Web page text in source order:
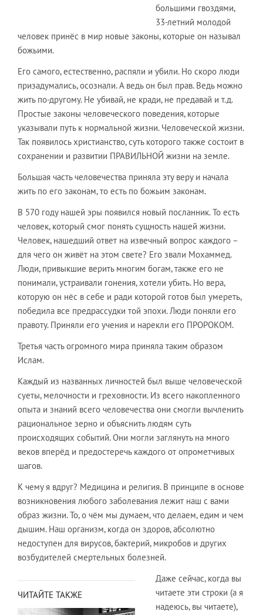
большими гвоздями,
33-летний молодой
человек принёс в мир новые законы, которые он называл
божьими.
​Его самого, естественно, распяли и убили. Но скоро люди
призадумались, осознали. А ведь он был прав. Ведь можно
жить по-другому. Не убивай, не кради, не предавай и т.д.
Простые законы человеческого поведения, которые
указывали путь к нормальной жизни. Человеческой жизни.
Так появилось христианство, суть которого также состоит в
сохранении и развитии ПРАВИЛЬНОЙ жизни на земле.
​Большая часть человечества приняла эту веру и начала
жить по его законам, то есть по божьим законам.
​В 570 году нашей эры появился новый посланник. То есть
человек, который смог понять сущность нашей жизни.
Человек, нашедший ответ на извечный вопрос каждого –
для чего он живёт на этом свете? Его звали Мохаммед.
Люди, привыкшие верить многим богам, также его не
понимали, устраивали гонения, хотели убить. Но вера,
которую он нёс в себе и ради которой готов был умереть,
победила все предрассудки той эпохи. Люди поняли его
правоту. Приняли его учения и нарекли его ПРОРОКОМ.
​Третья часть огромного мира приняла таким образом
Ислам.
​Каждый из названных личностей был выше человеческой
суеты, мелочности и греховности. Из всего накопленного
опыта и знаний всего человечества они смогли вычленить
рациональное зерно и объяснить людям суть
происходящих событий. Они могли заглянуть на много
веков вперёд и предостеречь каждого от опрометчивых
шагов.
​К чему я вдруг? Медицина и религия. В принципе в основе
возникновения любого заболевания лежит наш с вами
образ жизни. То, о чём мы думаем, что делаем, едим и чем
дышим. Наш организм, когда он здоров, абсолютно
недоступен для вирусов, бактерий, микробов и других
возбудителей смертельных болезней.​
ЧИТАЙТЕ ТАКЖЕ
Даже сейчас, когда вы
читаете эти строки (а я
надеюсь, вы читаете),